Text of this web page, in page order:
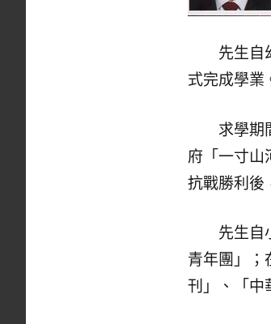
先生自幼
式完成學業
求學期間
府「一寸山
抗戰勝利後
先生自小
青年團」；
刊」、「中